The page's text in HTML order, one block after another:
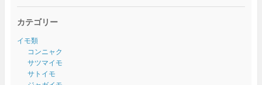
カテゴリー
イモ類
コンニャク
サツマイモ
サトイモ